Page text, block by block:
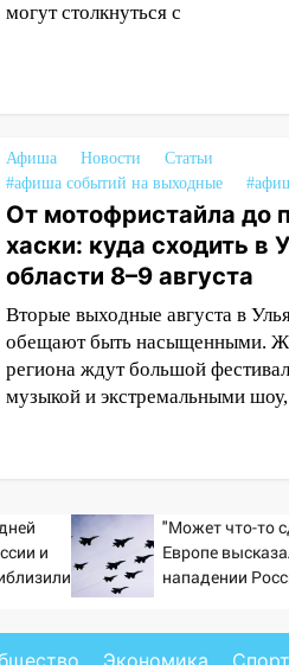
могут столкнуться с
Афиша Новости
Статьи
#афиша событий на выходные
От мотофристайла до
хаски: куда сходить в
области 8–9 августа
Вторые выходные августа в
обещают быть насыщенными.
региона ждут большой
музыкой и экстремальными шоу,
и
"Может что-то
Европе
нападении
Экономика Спорт